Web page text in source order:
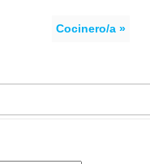
Cocinero/a »